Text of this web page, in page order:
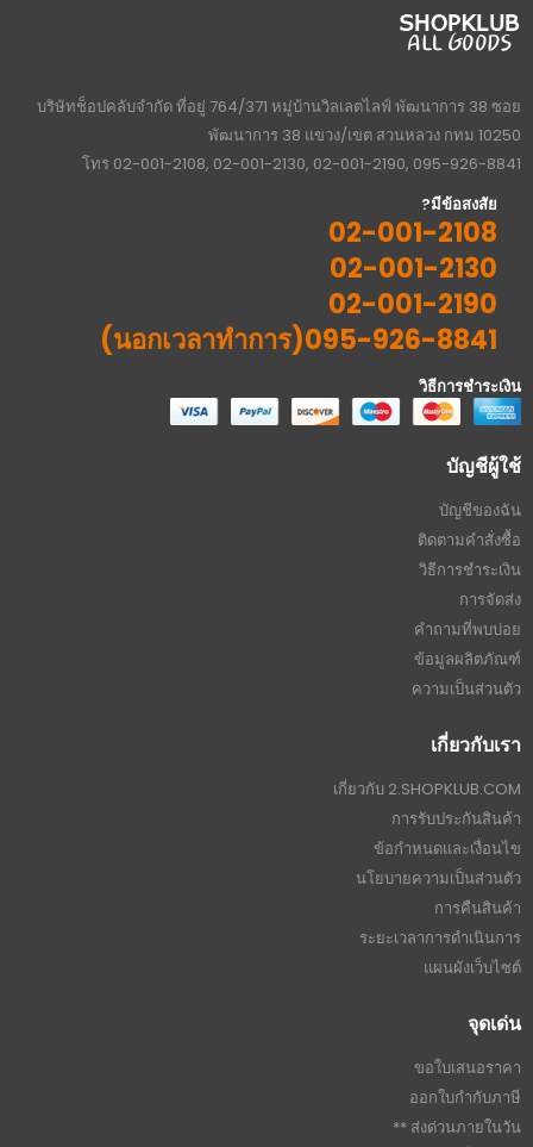
บริษัทช็อปคลับจำกัด ที่อยู่ 764/371 หมู่บ้านวิลเลตไลฟ์ พัฒนาการ 38 ซอย
พัฒนาการ 38 แขวง/เขต สวนหลวง กทม 10250
โทร 02-001-2108, 02-001-2130, 02-001-2190, 095-926-8841
มีข้อสงสัย?
02-001-2108
02-001-2130
02-001-2190
095-926-8841(นอกเวลาทำการ)
วิธีการชำระเงิน
บัญชีผู้ใช้
บัญชีของฉัน
ติดตามคำสั่งซื้อ
วิธีการชำระเงิน
การจัดส่ง
คำถามที่พบบ่อย
ข้อมูลผลิตภัณฑ์
ความเป็นส่วนตัว
เกี่ยวกับเรา
เกี่ยวกับ 2.SHOPKLUB.COM
การรับประกันสินค้า
ข้อกำหนดและเงื่อนไข
นโยบายความเป็นส่วนตัว
การคืนสินค้า
ระยะเวลาการดำเนินการ
แผนผังเว็บไซต์
จุดเด่น
ขอใบเสนอราคา
ออกใบกำกับภาษี
ส่งด่วนภายในวัน **